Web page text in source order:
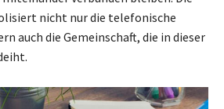
nicht nur die telefonische
auch die Gemeinschaft, die in dieser